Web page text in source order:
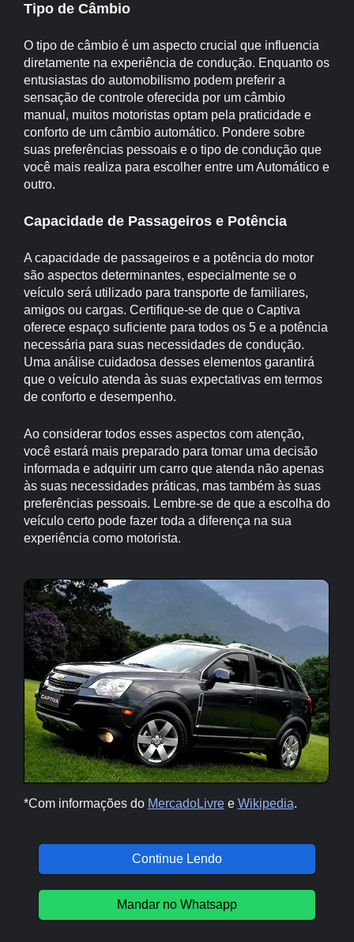
Tipo de Câmbio
O tipo de câmbio é um aspecto crucial que influencia
diretamente na experiência de condução. Enquanto os
entusiastas do automobilismo podem preferir a
sensação de controle oferecida por um câmbio
manual, muitos motoristas optam pela praticidade e
conforto de um câmbio automático. Pondere sobre
suas preferências pessoais e o tipo de condução que
você mais realiza para escolher entre um Automático e
outro.
Capacidade de Passageiros e Potência
A capacidade de passageiros e a potência do motor
são aspectos determinantes, especialmente se o
veículo será utilizado para transporte de familiares,
amigos ou cargas. Certifique-se de que o Captiva
oferece espaço suficiente para todos os 5 e a potência
necessária para suas necessidades de condução.
Uma análise cuidadosa desses elementos garantirá
que o veículo atenda às suas expectativas em termos
de conforto e desempenho.
Ao considerar todos esses aspectos com atenção,
você estará mais preparado para tomar uma decisão
informada e adquirir um carro que atenda não apenas
às suas necessidades práticas, mas também às suas
preferências pessoais. Lembre-se de que a escolha do
veículo certo pode fazer toda a diferença na sua
experiência como motorista.
*Com informações do MercadoLivree Wikipedia.
Continue Lendo
Mandar no Whatsapp